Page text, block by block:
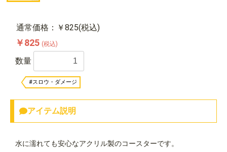
通常価格：￥825(税込)
￥825 (税込)
数量
#スロウ・ダメージ
アイテム説明
水に濡れても安心なアクリル製のコースターです。